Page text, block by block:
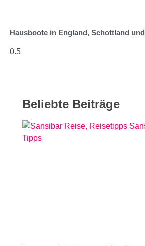
Hausboote in England, Schottland
Beliebte Beiträge